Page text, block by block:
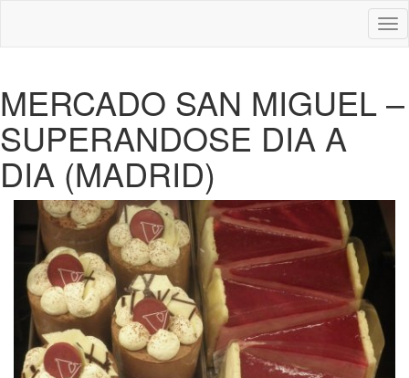
MERCADO SAN MIGUEL –
SUPERANDOSE DIA A
DIA (MADRID)